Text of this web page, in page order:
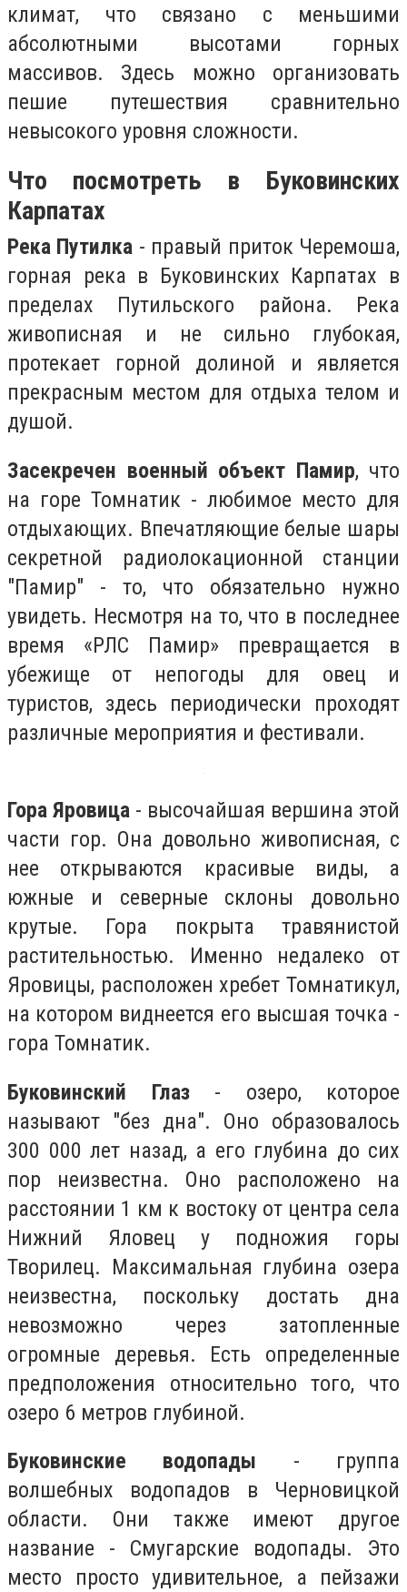
климат, что связано с меньшими
абсолютными высотами горных
массивов. Здесь можно организовать
пешие путешествия сравнительно
невысокого уровня сложности.
Что посмотреть в Буковинских
Карпатах
Река Путилка - правый приток Черемоша,
горная река в Буковинских Карпатах в
пределах Путильского района. Река
живописная и не сильно глубокая,
протекает горной долиной и является
прекрасным местом для отдыха телом и
душой.
Засекречен военный объект Памир, что
на горе Томнатик - любимое место для
отдыхающих. Впечатляющие белые шары
секретной радиолокационной станции
"Памир" - то, что обязательно нужно
увидеть. Несмотря на то, что в последнее
время «РЛС Памир» превращается в
убежище от непогоды для овец и
туристов, здесь периодически проходят
различные мероприятия и фестивали.
Гора Яровица - высочайшая вершина этой
части гор. Она довольно живописная, с
нее открываются красивые виды, а
южные и северные склоны довольно
крутые. Гора покрыта травянистой
растительностью. Именно недалеко от
Яровицы, расположен хребет Томнатикул,
на котором виднеется его высшая точка -
гора Томнатик.
Буковинский Глаз- озеро, которое
называют "без дна". Оно образовалось
300 000 лет назад, а его глубина до сих
пор неизвестна. Оно расположено на
расстоянии 1 км к востоку от центра села
Нижний Яловец у подножия горы
Творилец. Максимальная глубина озера
неизвестна, поскольку достать дна
невозможно через затопленные
огромные деревья. Есть определенные
предположения относительно того, что
озеро 6 метров глубиной.
Буковинские водопады - группа
волшебных водопадов в Черновицкой
области. Они также имеют другое
название - Смугарские водопады. Это
место просто удивительное, а пейзажи